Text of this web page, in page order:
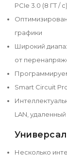
PCIe 3.0 (8 ГТ /
графики
Широкий
от
Smart Circuit
LAN,
Несколько